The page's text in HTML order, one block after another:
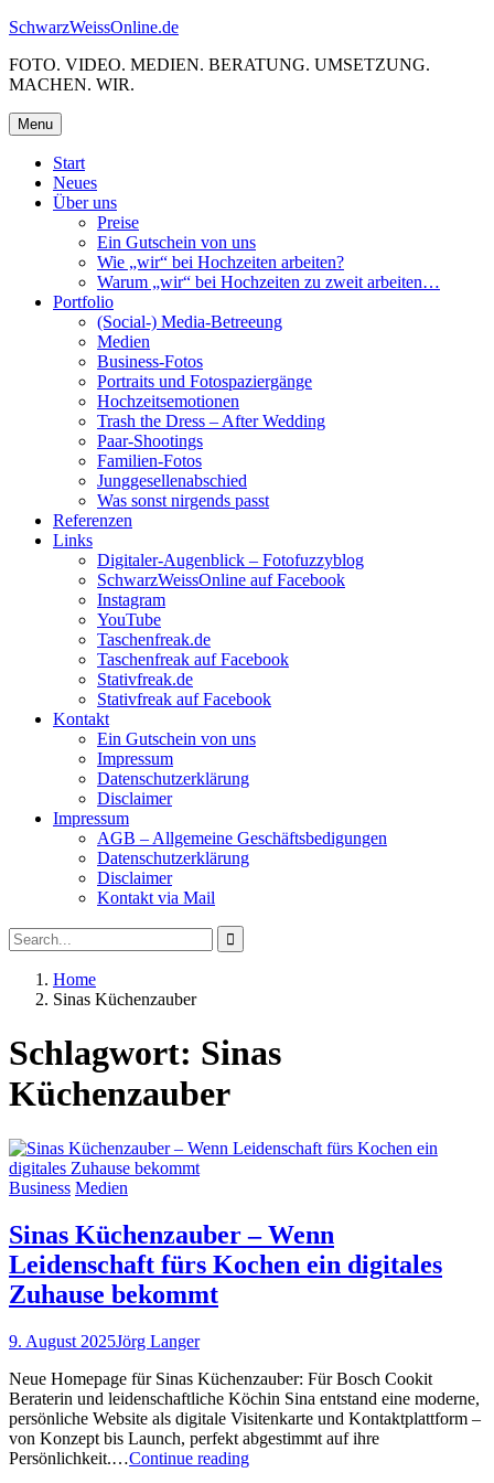
Skip
content
SchwarzWeissOnline.de
FOTO. VIDEO. MEDIEN. BERATUNG. UMSETZUNG.
MACHEN. WIR.
Menu
Start
Neues
Über uns
Preise
Ein Gutschein von uns
Wie „wir“ bei Hochzeiten arbeiten?
Warum „wir“ bei Hochzeiten zu zweit arbeiten…
Portfolio
(Social-) Media-Betreeung
Medien
Business-Fotos
Portraits und Fotospaziergänge
Hochzeitsemotionen
Trash the Dress – After Wedding
Paar-Shootings
Familien-Fotos
Junggesellenabschied
Was sonst nirgends passt
Referenzen
Links
Digitaler-Augenblick – Fotofuzzyblog
SchwarzWeissOnline auf Facebook
Instagram
YouTube
Taschenfreak.de
Taschenfreak auf Facebook
Stativfreak.de
Stativfreak auf Facebook
Kontakt
Ein Gutschein von uns
Impressum
Datenschutzerklärung
Disclaimer
Impressum
AGB – Allgemeine Geschäftsbedigungen
Datenschutzerklärung
Disclaimer
Kontakt via Mail
Search
Search
for:
Home
Posts
Sinas Küchenzauber
Schlagwort: Sinas
Küchenzauber
Business Medien
Sinas Küchenzauber – Wenn
Leidenschaft fürs Kochen ein digitales
Zuhause bekommt
9. August 2025Jörg Langer
Neue Homepage für Sinas Küchenzauber: Für Bosch Cookit
Beraterin und leidenschaftliche Köchin Sina entstand eine moderne,
persönliche Website als digitale Visitenkarte und Kontaktplattform –
von Konzept bis Launch, perfekt abgestimmt auf ihre
Persönlichkeit.…Continue readingSinas